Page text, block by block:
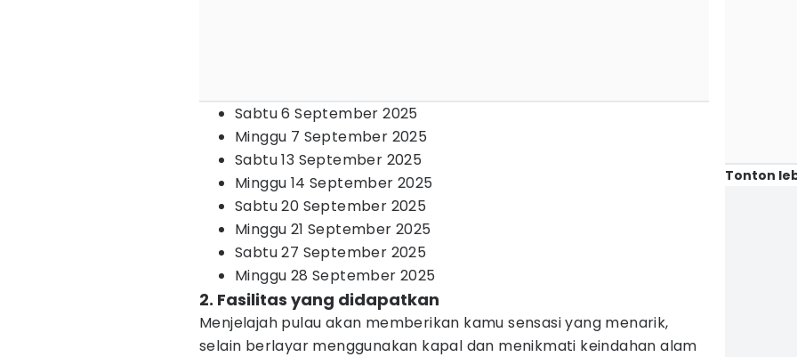
Sabtu 6 September 2025
Minggu 7 September 2025
Sabtu 13 September 2025
Minggu 14 September 2025
Sabtu 20 September 2025
Minggu 21 September 2025
Sabtu 27 September 2025
Minggu 28 September 2025
2. Fasilitas yang didapatkan
Menjelajah pulau akan memberikan kamu sensasi yang menarik,
selain berlayar menggunakan kapal dan menikmati keindahan alam
Tonton